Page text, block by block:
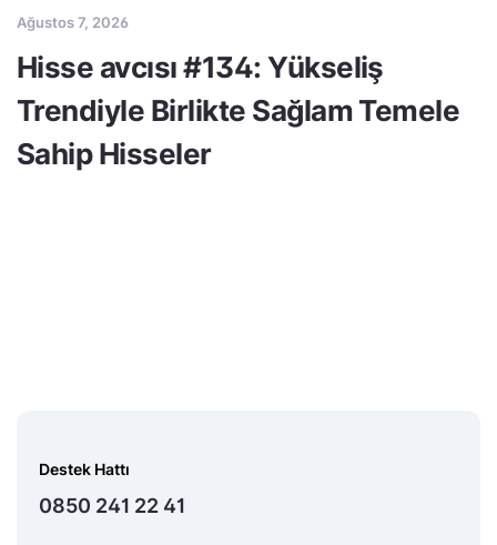
Ağustos 7, 2026
Hisse avcısı #134: Yükseliş
Trendiyle Birlikte Sağlam Temele
Sahip Hisseler
Destek Hattı
0850 241 22 41